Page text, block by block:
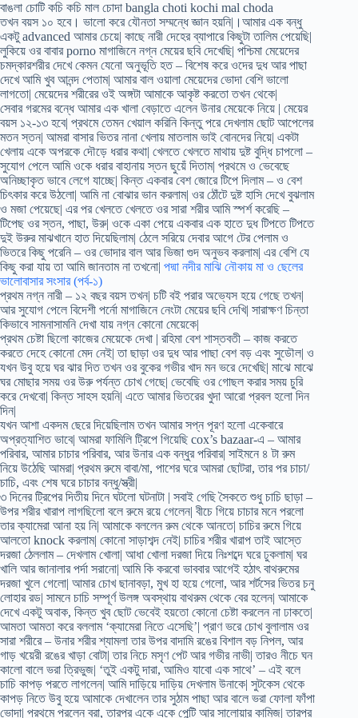
বাঙলা চোটি কচি কচি মাল চোদা bangla choti kochi mal choda
তখন বয়স ১০ হবে। ভালো করে যৌনতা সম্মন্ধে জ্ঞান হয়নি|।আমার এক বন্ধু
একটু advanced আমার চেয়ে| কাছে নারী দেহের ব্যাপারে কিছুটা তালিম পেয়েছি|
লুকিয়ে ওর বাবার porno মাগাজিনে নগ্ন মেয়ের ছবি দেখেছি| পশ্চিমা মেয়েদের
চমদ্কারশরীর দেখে কেমন যেনো অনুভূতি হত – বিশেষ করে ওদের দুধ আর পাছা
দেখে আমি খুব আনন্দ পেতাম| আমার বাল ওয়ালা মেয়েদের ভোদা বেশি ভালো
লাগতো| মেয়েদের শরীরের ওই অঙ্গটা আমাকে আকৃষ্ট করতো তখন থেকে|
সেবার গরমের বন্ধে আমার এক খালা বেড়াতে এলেন উনার মেয়েকে নিয়ে | মেয়ের
বয়স ১২-১৩ হবে| প্রথমে তেমন খেয়াল করিনি কিন্তু পরে দেখলাম ছোট আপেলের
মতন স্তন| আমরা বাসার ভিতর নানা খেলায় মাতলাম ভাই বোনদের নিয়ে| একটা
খেলায় একে অপরকে দৌড়ে ধরার কথা| খেলতে খেলতে মাথায় দুষ্ট বুদ্ধি চাপলো –
সুযোগ পেলে আমি ওকে ধরার বাহানায় স্তন ছুয়েঁ দিতাম| প্রথমে ও ভেবেছে
অনিচ্ছাকৃত ভাবে লেগে যাচ্ছে| কিন্ত একবার বেশ জোরে টিপে দিলাম – ও বেশ
চিৎকার করে উঠলো| আমি না বোঝার ভান করলাম| ওর ঠোঁটে দুষ্ট হাসি দেখে বুঝলাম
ও মজা পেয়েছে| এর পর খেলতে খেলতে ওর সারা শরীর আমি স্পর্শ করেছি –
টিপেছ ওর স্তন, পাছা, উরু| ওকে একা পেয়ে একবার এক হাতে দুধ টিপতে টিপতে
দুই উরুর মাঝখানে হাত দিয়েছিলাম| ঠেলে সরিয়ে দেবার আগে টের পেলাম ও
ভিতরে কিছু পরেনি – ওর ভোদার বাল আর ভিজা গুদ অনুভব করলাম| এর বেশি যে
কিছু করা যায় তা আমি জানতাম না তখনো| পদ্মা নদীর মাঝি নৌকায় মা ও ছেলের
ভালোবাসার সংসার (পর্ব-১)
প্রথম নগ্ন নারী – ১২ বছর বয়স তখন| চটি বই পরার অভ্যেস হয়ে গেছে তখন|
আর সুযোগ পেলে বিদেশী পর্নো মাগাজিনে নেংটা মেয়ের ছবি দেখি| সারাক্ষণ চিন্তা
কিভাবে সামনাসামনি দেখা যায় নগ্ন কোনো মেয়েকে|
প্রথম চেষ্টা ছিলো কাজের মেয়েকে দেখা | রহিমা বেশ শাস্তবতী – কাজ করতে
করতে দেহে কোনো মেদ নেই| তা ছাড়া ওর দুধ আর পাছা বেশ বড় এবং সুডৌল| ও
যখন উবু হয়ে ঘর ঝার দিত তখন ওর বুকের গভীর খাদ মন ভরে দেখেছি| মাঝে মাঝে
ঘর মোছার সময় ওর উরু পর্যন্ত চোখ গেছে| ভেবেছি ওর গোছল করার সময় চুরি
করে দেখবো| কিন্ত সাহস হয়নি| এতে আমার ভিতরের খুদা আরো প্রবল হলো দিন
দিন|
যখন আশা একদম ছেরে দিয়েছিলাম তখন আমার সপ্ন পূরণ হলো একেবারে
অপ্রত্যাশিত ভাবে| আমরা ফামিলি ট্রিপে গিয়েছি cox’s bazaar-এ – আমার
পরিবার, আমার চাচার পরিবার, আর উনার এক বন্ধুর পরিবার| সাইমনে ৪ টা রুম
নিয়ে উঠেছি আমরা| প্রথম রুমে বাবা/মা, পাশের ঘরে আমরা ছোটরা, তার পর চাচা/
চাচি, এবং শেষ ঘরে চাচার বন্ধু/স্ত্রী|
৩ দিনের ট্রিপের দিতীয় দিনে ঘটলো ঘটনাটা | সবাই গেছি সৈকতে শুধু চাচি ছাড়া –
উপর শরীর খারাপ লাগছিলো বলে রুমে রয়ে গেলেন| বীচে গিয়ে চাচার মনে পরলো
তার ক্যামেরা আনা হয় নি| আমাকে বললেন রুম থেকে আনতে| চাচির রুমে গিয়ে
আলতো knock করলাম| কোনো সাড়াশব্দ নেই| চাচির শরীর খারাপ তাই আস্তে
দরজা ঠেললাম – দেখলাম খোলা| আধা খোলা দরজা দিয়ে নিঃশব্দে ঘরে ঢুকলাম| ঘর
খালি আর জানালার পর্দা সরানো| আমি কি করবো ভাববার আগেই হঠাৎ বাথরুমের
দরজা খুলে গেলো| আমার চোখ ছানাবড়া, মুখ হা হয়ে গেলো, আর শর্টসের ভিতর চনু
লোহার রড| সামনে চাচি সম্পূর্ণ উলঙ্গ অবস্থায় বাথরুম থেকে বের হলেন| আমাকে
দেখে একটু অবাক, কিন্ত খুব ছোট ভেবেই হয়তো কোনো চেষ্টা করলেন না ঢাকতে|
আমতা আমতা করে বললাম ‘ক্যামেরা নিতে এসেছি’| প্রাণ ভরে চোখ বুলালাম ওর
সারা শরীরে – উনার শরীর শ্যামলা তার উপর বাদামি রঙের বিশাল বড় নিপল, আর
গাড় খয়েরী রঙের খাড়া বোটা| তার নিচে মসৃণ পেট আর গভীর নাভী| তারও নীচে ঘন
কালো বালে ভরা ত্রিভুজ| ‘তুই একটু দারা, আমিও যাবো এক সাথে’ – এই বলে
চাচি কাপড় পরতে লাগলেন| আমি দাড়িয়ে দাড়িয় দেখলাম উনাকে| সুটকেস থেকে
কাপড় নিতে উবু হয়ে আমাকে দেখালেন তার সুঠাম পাছা আর বালে ভরা ফোলা ফাঁপা
ভোদা| প্রথমে পরলেন ব্রা, তারপর একে একে পেন্টি আর সালোয়ার কামিজ| তারপর